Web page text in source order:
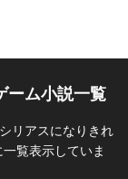
ーム小説一覧
リアスになりきれ
覧表示していま